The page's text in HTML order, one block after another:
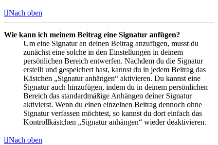
Nach oben
Wie kann ich meinem Beitrag eine Signatur anfügen?
Um eine Signatur an deinen Beitrag anzufügen, musst du
zunächst eine solche in den Einstellungen in deinem
persönlichen Bereich entwerfen. Nachdem du die Signatur
erstellt und gespeichert hast, kannst du in jedem Beitrag das
Kästchen „Signatur anhängen“ aktivieren. Du kannst eine
Signatur auch hinzufügen, indem du in deinem persönlichen
Bereich das standardmäßige Anhängen deiner Signatur
aktivierst. Wenn du einen einzelnen Beitrag dennoch ohne
Signatur verfassen möchtest, so kannst du dort einfach das
Kontrollkästchen „Signatur anhängen“ wieder deaktivieren.
Nach oben